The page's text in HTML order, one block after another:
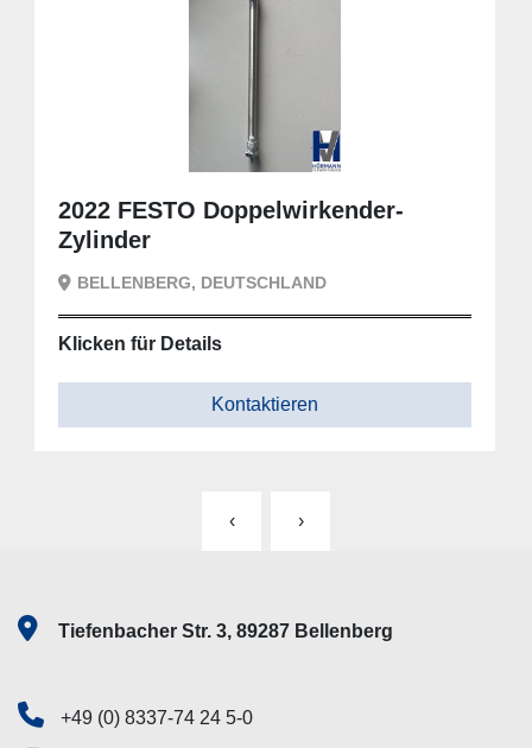
2022 FESTO Doppelwirkender-
Zylinder
BELLENBERG, DEUTSCHLAND
Klicken für Details
Kontaktieren
‹ ›
Tiefenbacher Str. 3, 89287 Bellenberg
+49 (0) 8337-74 24 5-0